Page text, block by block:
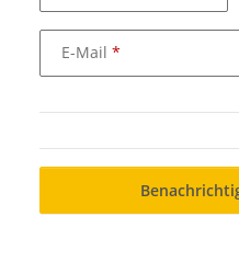
E-Mail